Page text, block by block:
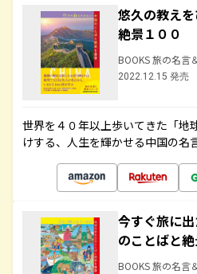
悠久の教え
絶景１００
BOOKS 旅の名言
2022.12.15 発売
世界を４０年以上歩いてきた「地
けする、人生を輝かせる中国の名
今すぐ旅に
のことばと
BOOKS 旅の名言